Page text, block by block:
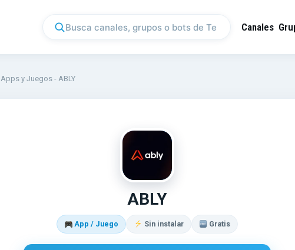
Canales
Apps y Juegos - ABLY
AB
ABLY
App / Juego Sin instalar Gratis